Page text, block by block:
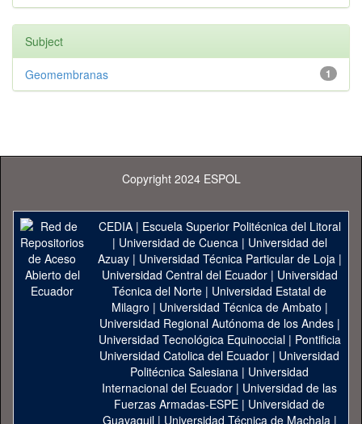
Subject
1
Geomembranas
Copyright 2024 ESPOL
CEDIA| Escuela Superior Politécnica del Litoral
| Universidad de Cuenca| Universidad del
Azuay| Universidad Técnica Particular de Loja|
Universidad Central del Ecuador| Universidad
Técnica del Norte | Universidad Estatal de
Milagro | Universidad Técnica de Ambato |
Universidad Regional Autónoma de los Andes|
Universidad Tecnológica Equinoccial| Pontificia
Universidad Catolica del Ecuador | Universidad
Politécnica Salesiana | Universidad
Internacional del Ecuador | Universidad de las
Fuerzas Armadas-ESPE | Universidad de
Guayaquil| Universidad Técnica de Machala |